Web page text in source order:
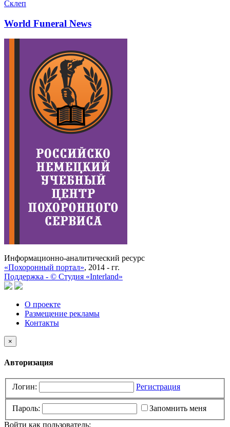
Склеп
World Funeral News
Информационно-аналитический ресурс
«Похоронный портал», 2014 - гг.
Поддержка - © Cтудия «Interland»
О проекте
Размещение рекламы
Контакты
×
Авторизация
Логин: Регистрация
Пароль:
Запомнить меня
Войти как пользователь: